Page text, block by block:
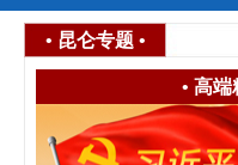
• 昆仑专题 •
• 高端